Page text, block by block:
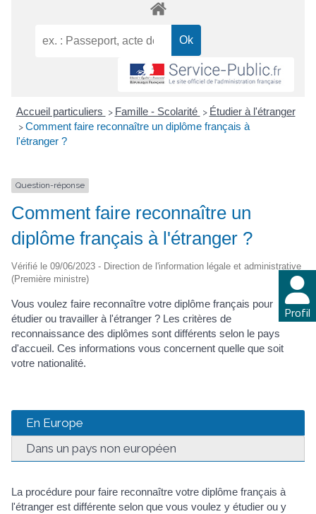
Profil
Accueil particuliers > Famille - Scolarité > Étudier à l'étranger
> Comment faire reconnaître un diplôme français à
l'étranger ?
Question-réponse
Comment faire reconnaître un
diplôme français à l'étranger ?
Vérifié le 09/06/2023 - Direction de l'information légale et administrative
(Première ministre)
Vous voulez faire reconnaître votre diplôme français pour
étudier ou travailler à l'étranger ? Les critères de
reconnaissance des diplômes sont différents selon le pays
d'accueil. Ces informations vous concernent quelle que soit
votre nationalité.
En Europe
Dans un pays non européen
La procédure pour faire reconnaître votre diplôme français à
l'étranger est différente selon que vous voulez y étudier ou y